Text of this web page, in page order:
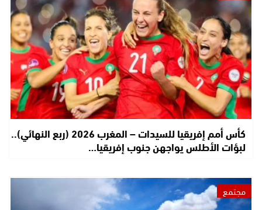
كأس أمم إفريقيا للسيدات – المغرب 2026 (ربع النهائي)..
لبؤات الأطلس يواجهن جنوب إفريقيا…
مجتمع